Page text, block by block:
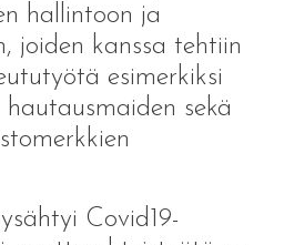
hallintoon ja
joiden kanssa tehtiin
esimerkiksi
sekä
Covid19-